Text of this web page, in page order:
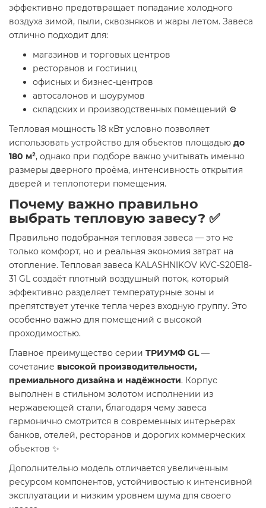
эффективно предотвращает попадание холодного
воздуха зимой, пыли, сквозняков и жары летом. Завеса
отлично подходит для:
магазинов и торговых центров
ресторанов и гостиниц
офисных и бизнес-центров
автосалонов и шоурумов
складских и производственных помещений ⚙️
Тепловая мощность 18 кВт условно позволяет
использовать устройство для объектов площадью до
180 м², однако при подборе важно учитывать именно
размеры дверного проёма, интенсивность открытия
дверей и теплопотери помещения.
Почему важно правильно
выбрать тепловую завесу? ✅
Правильно подобранная тепловая завеса — это не
только комфорт, но и реальная экономия затрат на
отопление. Тепловая завеса KALASHNIKOV KVC-S20E18-
31 GL создаёт плотный воздушный поток, который
эффективно разделяет температурные зоны и
препятствует утечке тепла через входную группу. Это
особенно важно для помещений с высокой
проходимостью.
Главное преимущество серии ТРИУМФ GL—
сочетание высокой производительности,
премиального дизайна и надёжности. Корпус
выполнен в стильном золотом исполнении из
нержавеющей стали, благодаря чему завеса
гармонично смотрится в современных интерьерах
банков, отелей, ресторанов и дорогих коммерческих
объектов ✨
Дополнительно модель отличается увеличенным
ресурсом компонентов, устойчивостью к интенсивной
эксплуатации и низким уровнем шума для своего